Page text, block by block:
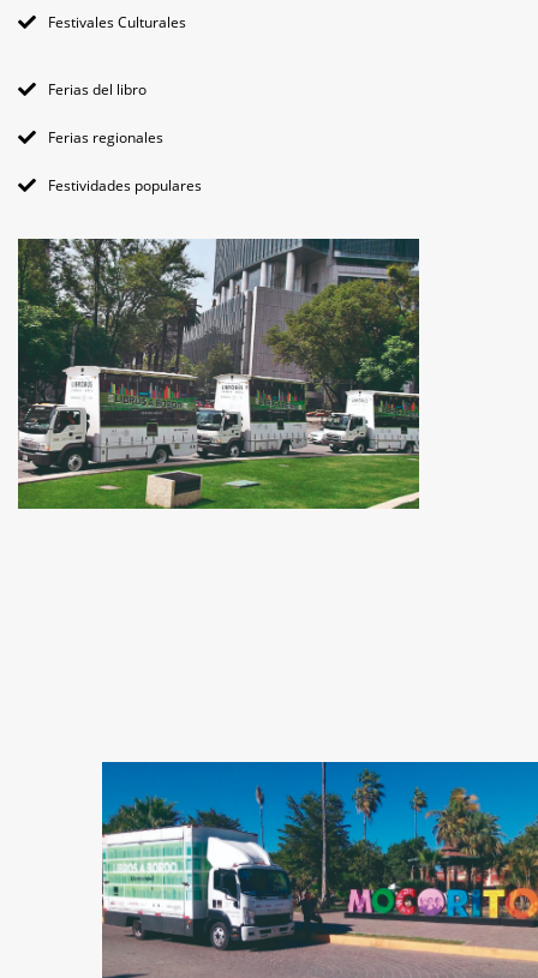
Festivales Culturales
Ferias del libro
Ferias regionales
Festividades populares